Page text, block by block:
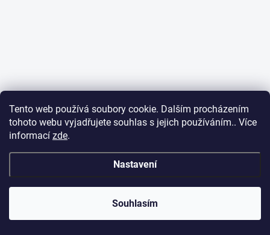
Tento web používá soubory cookie. Dalším procházením
tohoto webu vyjadřujete souhlas s jejich používáním.. Více
informací zde.
Nastavení
Souhlasím